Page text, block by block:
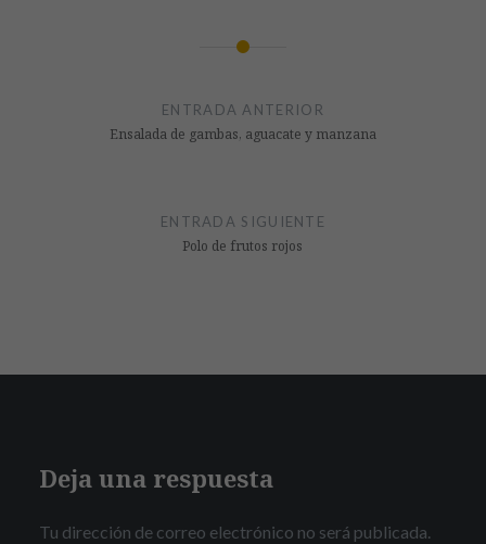
entradas
ENTRADA ANTERIOR
Ensalada de gambas, aguacate y manzana
ENTRADA SIGUIENTE
Polo de frutos rojos
Deja una respuesta
Tu dirección de correo electrónico no será publicada.